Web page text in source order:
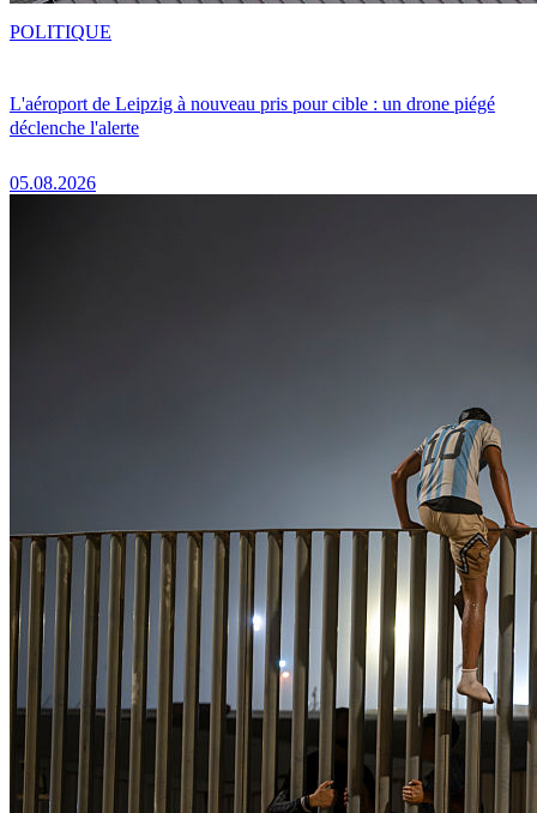
L'aéroport de Leipzig à nouveau pris pour cible : un drone piégé
déclenche l'alerte
05.08.2026
POLITIQUE